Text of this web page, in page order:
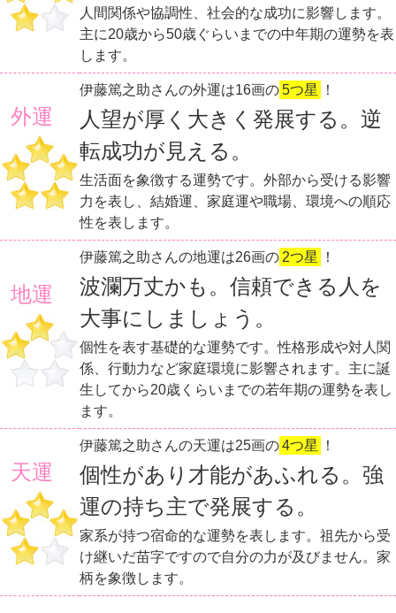
人間関係や協調性、社会的な成功に影響します。
主に20歳から50歳ぐらいまでの中年期の運勢を表
します。
外運
伊藤篤之助さんの外運は16画の5つ星 ！
人望が厚く大きく発展する。逆
転成功が見える。
生活面を象徴する運勢です。外部から受ける影響
力を表し、結婚運、家庭運や職場、環境への順応
性を表します。
地運
伊藤篤之助さんの地運は26画の 2つ星 ！
波瀾万丈かも。信頼できる人を
大事にしましょう。
個性を表す基礎的な運勢です。性格形成や対人関
係、行動力など家庭環境に影響されます。主に誕
生してから20歳くらいまでの若年期の運勢を表し
ます。
天運
伊藤篤之助さんの天運は25画の4つ星 ！
個性があり才能があふれる。強
運の持ち主で発展する。
家系が持つ宿命的な運勢を表します。祖先から受
け継いだ苗字ですので自分の力が及びません。家
柄を象徴します。